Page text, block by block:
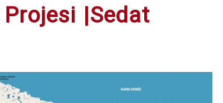
Projesi |Sedat